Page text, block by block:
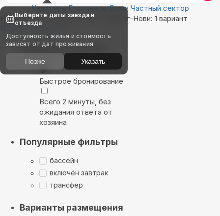
Квартиры Гостиницы Дома Частный сектор
Найдём, где остановиться в Херцег-Нови: 1 вариант
Показать на карте
Выбирайте лучшее
Быстрое бронирование
Всего 2 минуты, без
ожидания ответа от
хозяина
Популярные фильтры
бассейн
включён завтрак
трансфер
Варианты размещения
Выберите даты заезда и
отъезда
Доступность жилья и стоимость
зависят от дат проживания
Позже Указать